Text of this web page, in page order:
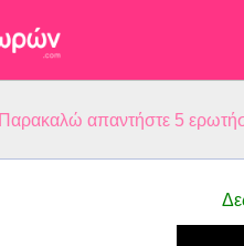
Παρακαλώ απαντήστε 5